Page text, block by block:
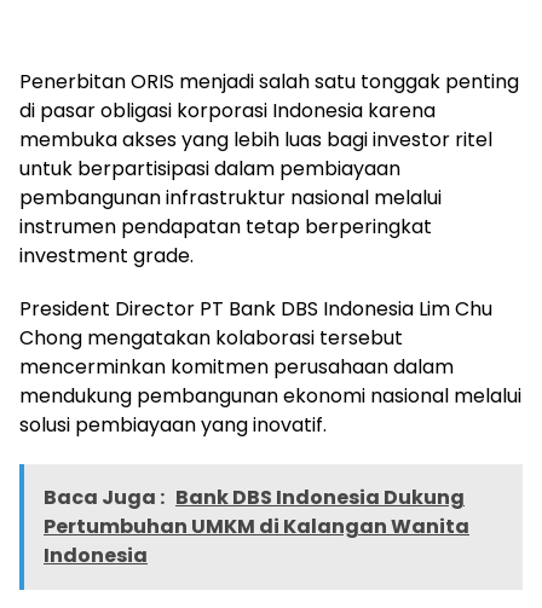
Penerbitan ORIS menjadi salah satu tonggak penting
di pasar obligasi korporasi Indonesia karena
membuka akses yang lebih luas bagi investor ritel
untuk berpartisipasi dalam pembiayaan
pembangunan infrastruktur nasional melalui
instrumen pendapatan tetap berperingkat
investment grade.
President Director PT Bank DBS Indonesia Lim Chu
Chong mengatakan kolaborasi tersebut
mencerminkan komitmen perusahaan dalam
mendukung pembangunan ekonomi nasional melalui
solusi pembiayaan yang inovatif.
Baca Juga : Bank DBS Indonesia Dukung
Pertumbuhan UMKM di Kalangan Wanita
Indonesia